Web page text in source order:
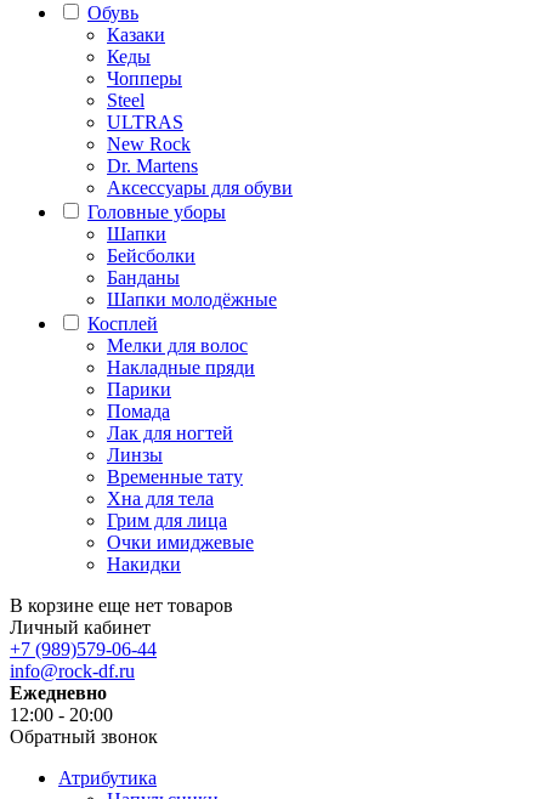
Обувь
Казаки
Кеды
Чопперы
Steel
ULTRAS
New Rock
Dr. Martens
Аксессуары для обуви
Головные уборы
Шапки
Бейсболки
Банданы
Шапки молодёжные
Косплей
Мелки для волос
Накладные пряди
Парики
Помада
Лак для ногтей
Линзы
Временные тату
Хна для тела
Грим для лица
Очки имиджевые
Накидки
В корзине еще нет товаров
Личный кабинет
+7 (989)579-06-44
info@rock-df.ru
Ежедневно
12:00 - 20:00
Обратный звонок
Атрибутика